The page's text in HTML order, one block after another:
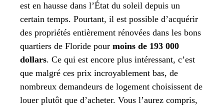
est en hausse dans l’État du soleil depuis un
certain temps. Pourtant, il est possible d’acquérir
des propriétés entièrement rénovées dans les bons
quartiers de Floride pour moins de 193 000
dollars. Ce qui est encore plus intéressant, c’est
que malgré ces prix incroyablement bas, de
nombreux demandeurs de logement choisissent de
louer plutôt que d’acheter. Vous l’aurez compris,